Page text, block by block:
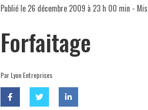
Publié le 26 décembre 2009 à 23 h 00 min -
Forfaitage
Par Lyon Entreprises